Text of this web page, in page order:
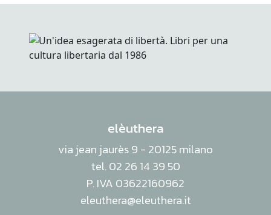
elèuthera
via jean jaurès 9 - 20125 milano
tel. 02 26 14 39 50
P. IVA 03622160962
eleuthera@eleuthera.it